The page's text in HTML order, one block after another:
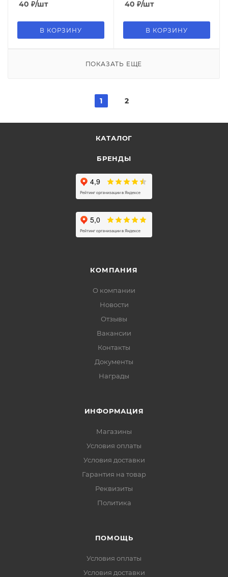
40 ₽/шт
В КОРЗИНУ
40 ₽/шт
В КОРЗИНУ
ПОКАЗАТЬ ЕЩЕ
1 2
КАТАЛОГ
БРЕНДЫ
КОМПАНИЯ
О компании
Новости
Отзывы
Вакансии
Контакты
Документы
Награды
ИНФОРМАЦИЯ
Магазины
Условия оплаты
Условия доставки
Гарантия на товар
Реквизиты
Политика
ПОМОЩЬ
Условия оплаты
Условия доставки